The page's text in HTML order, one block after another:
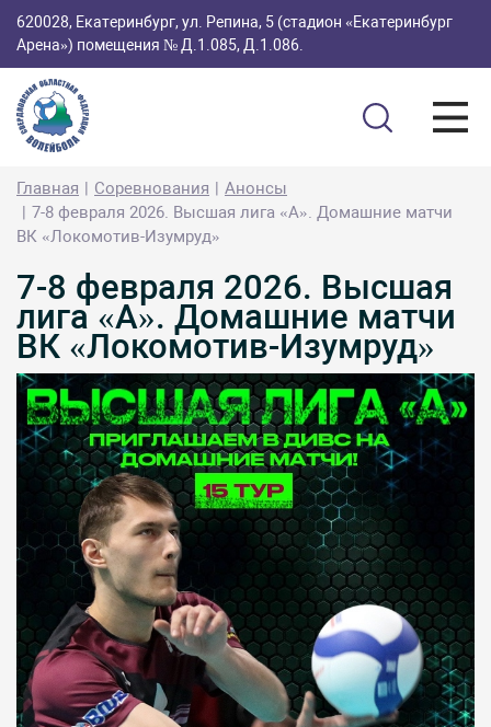
620028, Екатеринбург, ул. Репина, 5 (стадион «Екатеринбург
Арена») помещения № Д.1.085, Д.1.086.
Главная Соревнования
Анонсы
7-8 февраля 2026. Высшая лига «А». Домашние матчи
ВК «Локомотив-Изумруд»
7-8 февраля 2026. Высшая
лига «А». Домашние матчи
ВК «Локомотив-Изумруд»